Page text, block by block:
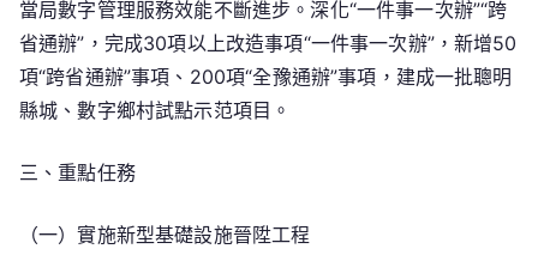
當局數字管理服務效能不斷進步。深化“一件事一次辦”“跨
省通辦”，完成30項以上改造事項“一件事一次辦”，新增50
項“跨省通辦”事項、200項“全豫通辦”事項，建成一批聰明
縣城、數字鄉村試點示范項目。
三、重點任務
（一）實施新型基礎設施晉陞工程